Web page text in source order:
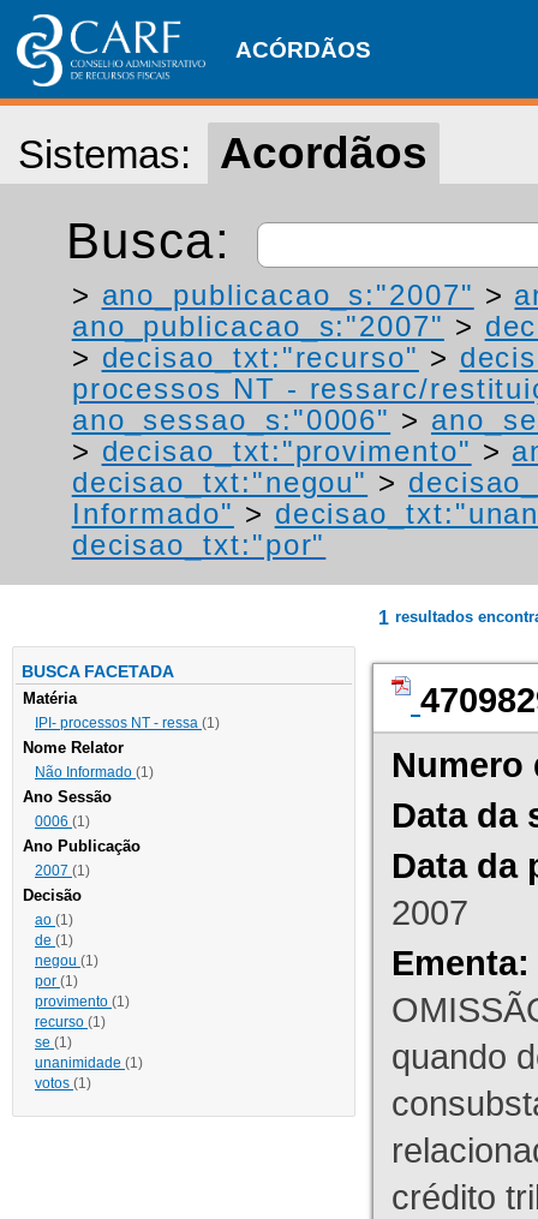
ACÓRDÃOS
Sistemas: Acordãos
Busca:
> ano_publicacao_s:"2007" >
ano_publicacao_s:"2007" >
> decisao_txt:"recurso" >
processos NT - ressarc/
ano_sessao_s:"0006" >
> decisao_txt:"provimento" >
decisao_txt:"negou" >
Informado" >
decisao_txt:"por"
BUSCA FACETADA
Matéria
IPI- processos NT - ressa (1)
Nome Relator
Não Informado (1)
Ano Sessão
0006 (1)
Ano Publicação
2007 (1)
Decisão
ao (1)
de (1)
negou (1)
por (1)
provimento (1)
recurso (1)
se (1)
unanimidade (1)
votos (1)
1 resultados
Numero
Data da
Data da
2007
Ementa:
quando
crédito